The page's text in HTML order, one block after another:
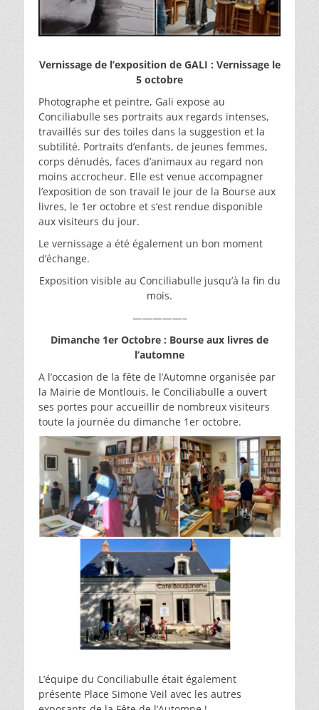
Vernissage de l’exposition de GALI : Vernissage le
5 octobre
Photographe et peintre, Gali expose au
Conciliabulle ses portraits aux regards intenses,
travaillés sur des toiles dans la suggestion et la
subtilité. Portraits d’enfants, de jeunes femmes,
corps dénudés, faces d’animaux au regard non
moins accrocheur. Elle est venue accompagner
l’exposition de son travail le jour de la Bourse aux
livres, le 1er octobre et s’est rendue disponible
aux visiteurs du jour.
Le vernissage a été également un bon moment
d’échange.
Exposition visible au Conciliabulle jusqu’à la fin du
mois.
—————–
Dimanche 1er Octobre : Bourse aux livres de
l’automne
A l’occasion de la fête de l’Automne organisée par
la Mairie de Montlouis, le Conciliabulle a ouvert
ses portes pour accueillir de nombreux visiteurs
toute la journée du dimanche 1er octobre.
L’équipe du Conciliabulle était également
présente Place Simone Veil avec les autres